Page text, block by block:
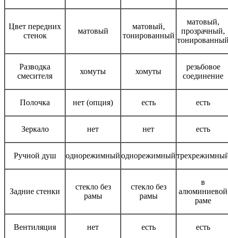
Цвет передних
стенок
матовый
матовый,
тонированный
матовый,
прозрачный,
Разводка
смесителя
хомуты хомуты
резьбовое
соединение
Полочка нет (опция) есть есть
Зеркало нет нет есть
Ручной душ однорежимныйоднорежимный
Задние стенки
стекло без
рамы
стекло без
рамы
в
алюминиевой
раме
Вентиляция нет есть есть